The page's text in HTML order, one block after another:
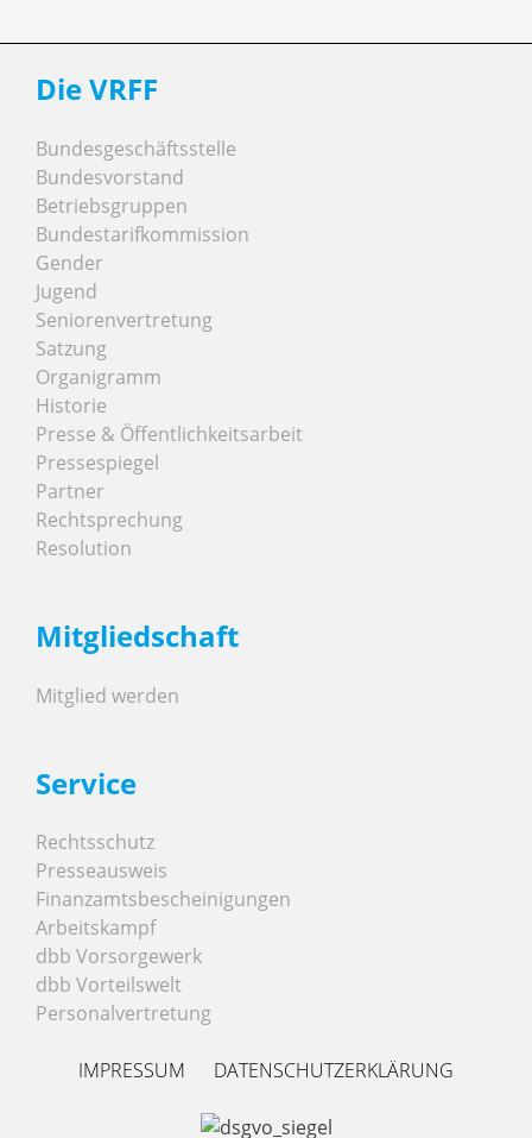
Die VRFF
Bundesgeschäftsstelle
Bundesvorstand
Betriebsgruppen
Bundestarifkommission
Gender
Jugend
Seniorenvertretung
Satzung
Organigramm
Historie
Presse & Öffentlichkeitsarbeit
Pressespiegel
Partner
Rechtsprechung
Resolution
Mitgliedschaft
Mitglied werden
Service
Rechtsschutz
Presseausweis
Finanzamtsbescheinigungen
Arbeitskampf
dbb Vorsorgewerk
dbb Vorteilswelt
Personalvertretung
IMPRESSUM DATENSCHUTZERKLÄRUNG